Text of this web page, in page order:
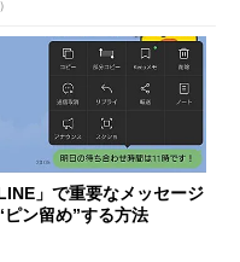
LINE」で重要なメッセージ
ピン留め”する方法